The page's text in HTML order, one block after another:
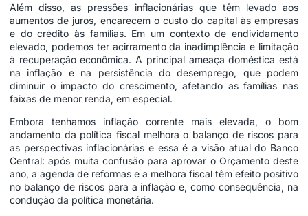
Além disso, as pressões inflacionárias que têm levado aos
aumentos de juros, encarecem o custo do capital às empresas
e do crédito às famílias. Em um contexto de endividamento
elevado, podemos ter acirramento da inadimplência e limitação
à recuperação econômica. A principal ameaça doméstica está
na inflação e na persistência do desemprego, que podem
diminuir o impacto do crescimento, afetando as famílias nas
faixas de menor renda, em especial.
Embora tenhamos inflação corrente mais elevada, o bom
andamento da política fiscal melhora o balanço de riscos para
as perspectivas inflacionárias e essa é a visão atual do Banco
Central: após muita confusão para aprovar o Orçamentodeste
ano, a agenda de reformas e a melhora fiscal têm efeito positivo
no balanço de riscos para a inflação e, como consequência, na
condução da política monetária.